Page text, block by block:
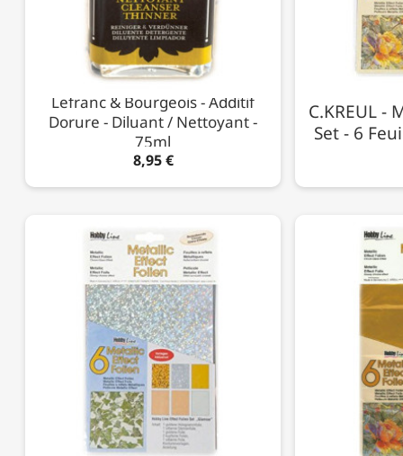
Lefranc & Bourgeois - Additif
Dorure - Diluant / Nettoyant -
75ml
8,95 €
C.KREUL -
Set - 6